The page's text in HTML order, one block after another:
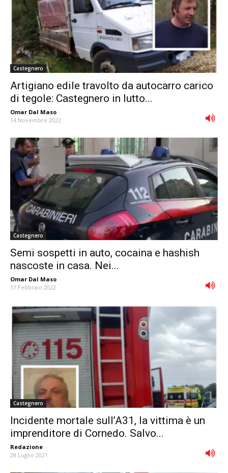
Castegnero
Artigiano edile travolto da autocarro carico
di tegole: Castegnero in lutto...
Omar Dal Maso -
14 Novembre 2022
Castegnero
Semi sospetti in auto, cocaina e hashish
nascoste in casa. Nei...
Omar Dal Maso -
17 Febbraio 2022
Castegnero
Incidente mortale sull’A31, la vittima è un
imprenditore di Cornedo. Salvo...
Redazione -
28 Luglio 2021